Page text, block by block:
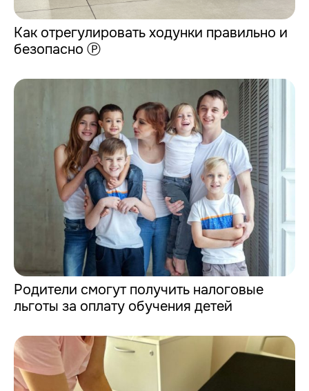
Как отрегулировать ходунки правильно и
безопасно Ⓟ
Родители смогут получить налоговые
льготы за оплату обучения детей